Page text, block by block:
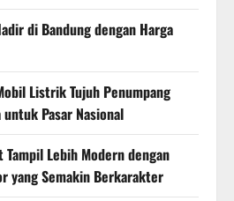
di Bandung dengan Harga
Listrik Tujuh Penumpang
Pasar Nasional
Tampil Lebih Modern dengan
yang Semakin Berkarakter